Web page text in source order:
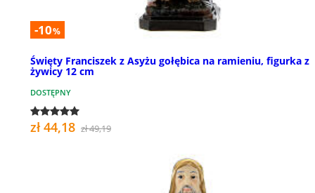
-10%
Święty Franciszek z Asyżu gołębica na ramieniu, figurka z
żywicy 12 cm
DOSTĘPNY
zł 44,18 zł 49,19